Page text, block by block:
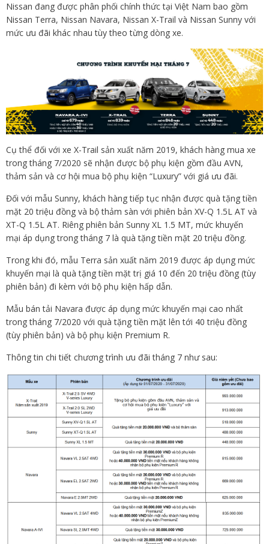
Nissan đang được phân phối chính thức tại Việt Nam bao gồm
Nissan Terra, Nissan Navara, Nissan X-Trail và Nissan Sunny với
mức ưu đãi khác nhau tùy theo từng dòng xe.
Cụ thể đối với xe X-Trail sản xuất năm 2019, khách hàng mua xe
trong tháng 7/2020 sẽ nhận được bộ phụ kiện gồm đầu AVN,
thảm sản và cơ hội mua bộ phụ kiện “Luxury” với giá ưu đãi.
Đối với mẫu Sunny, khách hàng tiếp tục nhận được quà tặng tiền
mặt 20 triệu đồng và bộ thảm sàn với phiên bản XV-Q 1.5L AT và
XT-Q 1.5L AT. Riêng phiên bản Sunny XL 1.5 MT, mức khuyến
mại áp dụng trong tháng 7 là quà tặng tiền mặt 20 triệu đồng.
Trong khi đó, mẫu Terra sản xuất năm 2019 được áp dụng mức
khuyến mại là quà tặng tiền mặt trị giá 10 đến 20 triệu đồng (tùy
phiên bản) đi kèm với bộ phụ kiện hấp dẫn.
Mẫu bán tải Navara được áp dụng mức khuyến mại cao nhất
trong tháng 7/2020 với quà tặng tiền mặt lên tới 40 triệu đồng
(tùy phiên bản) và bộ phụ kiện Premium R.
Thông tin chi tiết chương trình ưu đãi tháng 7 như sau: